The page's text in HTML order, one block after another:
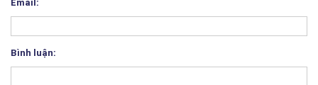
Email:
Bình luận: